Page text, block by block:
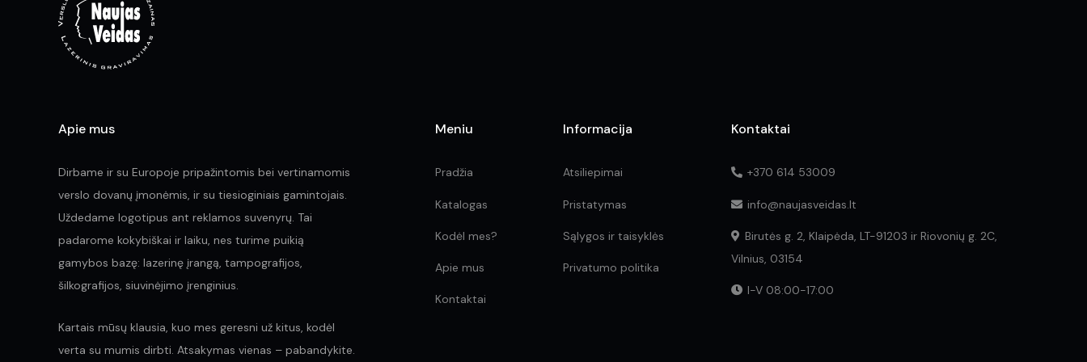
Apie mus
Dirbame ir su Europoje pripažintomis bei vertinamomis
verslo dovanų įmonėmis, ir su tiesioginiais gamintojais.
Uždedame logotipus ant reklamos suvenyrų. Tai
padarome kokybiškai ir laiku, nes turime puikią
gamybos bazę: lazerinę įrangą, tampografijos,
šilkografijos, siuvinėjimo įrenginius.
Kartais mūsų klausia, kuo mes geresni už kitus, kodėl
verta su mumis dirbti. Atsakymas vienas – pabandykite.
Meniu
Pradžia
Katalogas
Kodėl mes?
Apie mus
Kontaktai
Informacija
Atsiliepimai
Pristatymas
Sąlygos ir taisyklės
Privatumo politika
Kontaktai
+370 614 53009
info@naujasveidas.lt
Birutės g. 2, Klaipėda, LT-91203 ir Riovonių g. 2C,
Vilnius, 03154
I-V 08:00-17:00